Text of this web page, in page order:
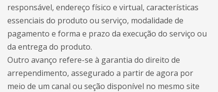
responsável, endereço físico e virtual, características
essenciais do produto ou serviço, modalidade de
pagamento e forma e prazo da execução do serviço ou
da entrega do produto.
Outro avanço refere-se à garantia do direito de
arrependimento, assegurado a partir de agora por
meio de um canal ou seção disponível no mesmo site